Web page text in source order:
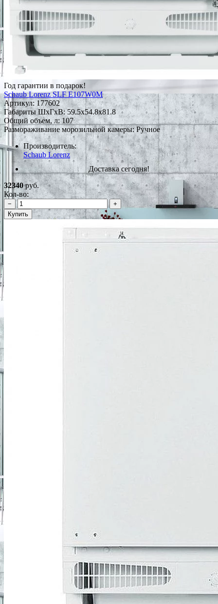
Год гарантии в подарок!
Schaub Lorenz SLF E107W0M
Артикул:177602
Габариты ШxГxВ: 59.5x54.8x81.8
Общий объем, л: 107
Размораживание морозильной камеры: Ручное
Производитель:
Schaub Lorenz
Доставка сегодня!
32340руб.
Кол-во:
−
+
Купить